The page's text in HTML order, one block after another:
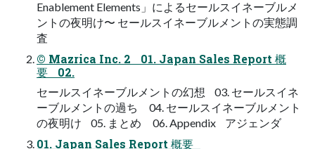
Enablement Elements」によるセールスイネーブルメ
ントの夜明け〜 セールスイネーブルメントの実態調
査
© Mazrica Inc. 2 01. Japan Sales Report 概
要 02.
セールスイネーブルメントの幻想 03. セールスイネ
ーブルメントの過ち 04. セールスイネーブルメント
の夜明け 05. まとめ 06. Appendix アジェンダ
01. Japan Sales Report 概要